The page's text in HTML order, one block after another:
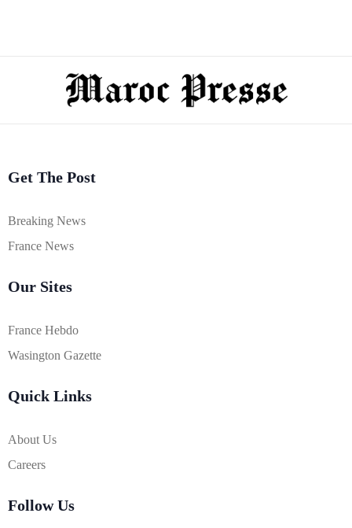
Get The Post
Breaking News
France News
Our Sites
France Hebdo
Wasington Gazette
Quick Links
About Us
Careers
Follow Us